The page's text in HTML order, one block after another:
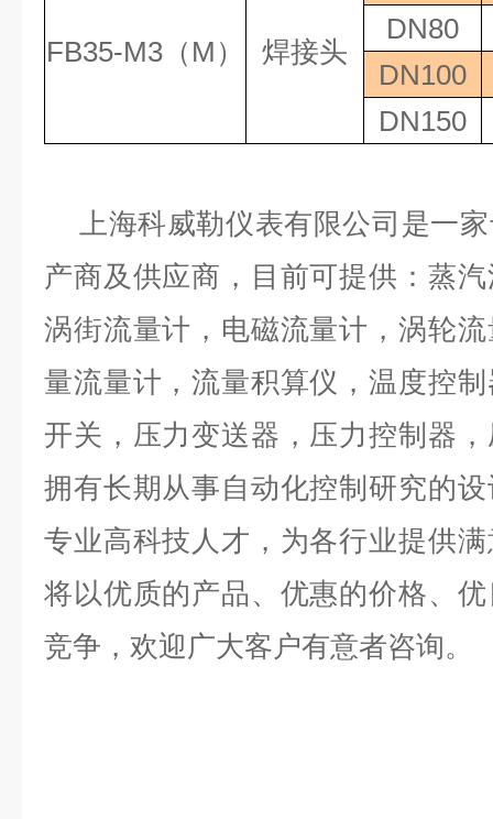
FB35-M3 （ M ） 焊接头
DN80
DN100
DN150
上海科威勒仪表有限公司是一
产商及供应商，目前可提供：蒸
涡街流量计，电磁流量计，涡轮
量流量计，流量积算仪，温度控
开关，压力变送器，压力控制器
拥有长期从事自动化控制研究的
专业高科技人才，为各行业提供
将以优质的产品、优惠的价格、
竞争，欢迎广大客户有意者咨询。